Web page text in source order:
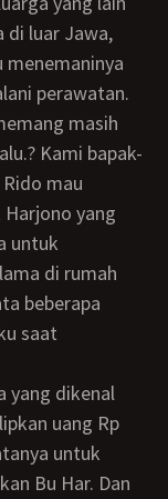
di luar Jawa,
perawatan.
Kami bapak-
mau
yang
untuk
di rumah
beberapa
saat
uang Rp
untuk
Bu Har. Dan